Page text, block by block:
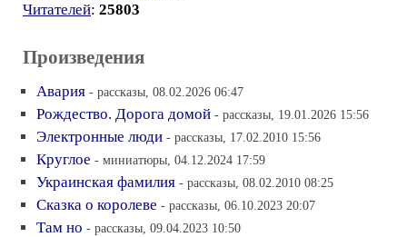
Читателей: 25803
Произведения
Авария - рассказы, 08.02.2026 06:47
Рождество. Дорога домой - рассказы, 19.01.2026 15:56
Электронные люди - рассказы, 17.02.2010 15:56
Круглое - миниатюры, 04.12.2024 17:59
Украинская фамилия - рассказы, 08.02.2010 08:25
Сказка о королеве - рассказы, 06.10.2023 20:07
Там но - рассказы, 09.04.2023 10:50